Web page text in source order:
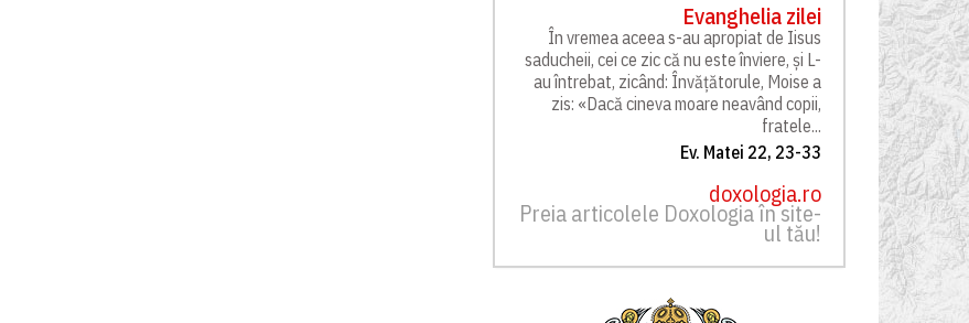
Evanghelia zilei
În vremea aceea s-au apropiat de Iisus
saducheii, cei ce zic că nu este înviere, și L-
au întrebat, zicând: Învățătorule, Moise a
zis: «Dacă cineva moare neavând copii,
fratele...
Ev. Matei 22, 23-33
doxologia.ro
Preia articolele Doxologia în site-
ul tău!